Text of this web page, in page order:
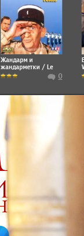
Жандарм и
жандарметки / Le
gendarme et les
gendarmettes
0